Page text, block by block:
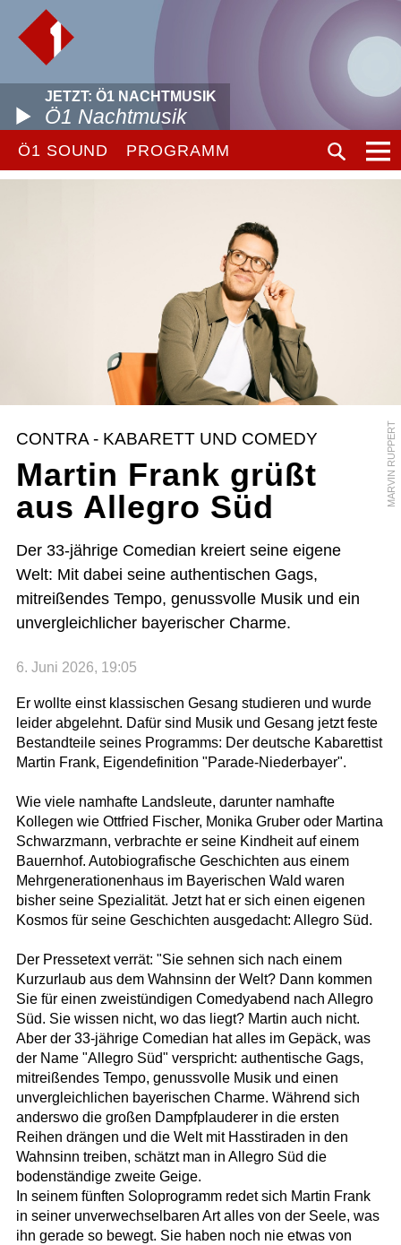
JETZT: Ö1 NACHTMUSIK
Ö1 Nachtmusik
Ö1 SOUND PROGRAMM
MARVIN RUPPERT
CONTRA - KABARETT UND COMEDY
Martin Frank grüßt
aus Allegro Süd
Der 33-jährige Comedian kreiert seine eigene
Welt: Mit dabei seine authentischen Gags,
mitreißendes Tempo, genussvolle Musik und ein
unvergleichlicher bayerischer Charme.
6. Juni 2026, 19:05
Er wollte einst klassischen Gesang studieren und wurde
leider abgelehnt. Dafür sind Musik und Gesang jetzt feste
Bestandteile seines Programms: Der deutsche Kabarettist
Martin Frank, Eigendefinition "Parade-Niederbayer".
Wie viele namhafte Landsleute, darunter namhafte
Kollegen wie Ottfried Fischer, Monika Gruber oder Martina
Schwarzmann, verbrachte er seine Kindheit auf einem
Bauernhof. Autobiografische Geschichten aus einem
Mehrgenerationenhaus im Bayerischen Wald waren
bisher seine Spezialität. Jetzt hat er sich einen eigenen
Kosmos für seine Geschichten ausgedacht: Allegro Süd.
Der Pressetext verrät: "Sie sehnen sich nach einem
Kurzurlaub aus dem Wahnsinn der Welt? Dann kommen
Sie für einen zweistündigen Comedyabend nach Allegro
Süd. Sie wissen nicht, wo das liegt? Martin auch nicht.
Aber der 33-jährige Comedian hat alles im Gepäck, was
der Name "Allegro Süd" verspricht: authentische Gags,
mitreißendes Tempo, genussvolle Musik und einen
unvergleichlichen bayerischen Charme. Während sich
anderswo die großen Dampfplauderer in die ersten
Reihen drängen und die Welt mit Hasstiraden in den
Wahnsinn treiben, schätzt man in Allegro Süd die
bodenständige zweite Geige.
In seinem fünften Soloprogramm redet sich Martin Frank
in seiner unverwechselbaren Art alles von der Seele, was
ihn gerade so bewegt. Sie haben noch nie etwas von